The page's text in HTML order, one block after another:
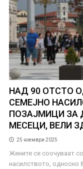
НАД 90 ОТСТО
СЕМЕЈНО
ПОЗАЈМИЦИ ЗА
МЕСЕЦИ, ВЕЛИ
25 ноември 2025
Жените се соочуваат
насилството, односно